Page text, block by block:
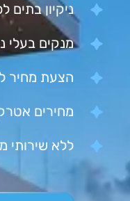
ניקיון בתים לפני
מנקים בעלי ניסיון
הצעת מחיר ללא
מחירים
ללא שירותי מנקות